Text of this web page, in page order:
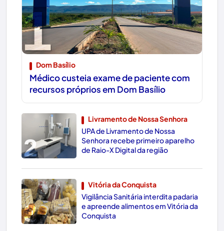
1
Dom Basílio
Médico custeia exame de paciente com
recursos próprios em Dom Basílio
2
Livramento de Nossa Senhora
UPA de Livramento de Nossa
Senhora recebe primeiro aparelho
de Raio-X Digital da região
3
Vitória da Conquista
Vigilância Sanitária interdita padaria
e apreende alimentos em Vitória da
Conquista